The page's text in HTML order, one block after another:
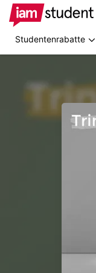
springen
Studentenrabatte